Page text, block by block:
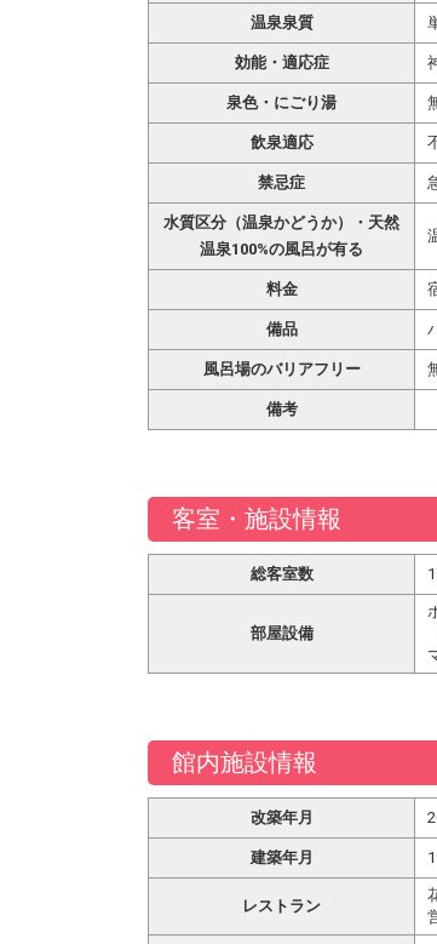
温泉泉質
効能・適応症
泉色・にごり湯
飲泉適応
禁忌症
水質区分（温泉かどうか）・天然
温泉100%の風呂が有る
料金
備品
風呂場のバリアフリー
備考
客室・施設情報
総客室数
部屋設備
館内施設情報
改築年月
建築年月
レストラン